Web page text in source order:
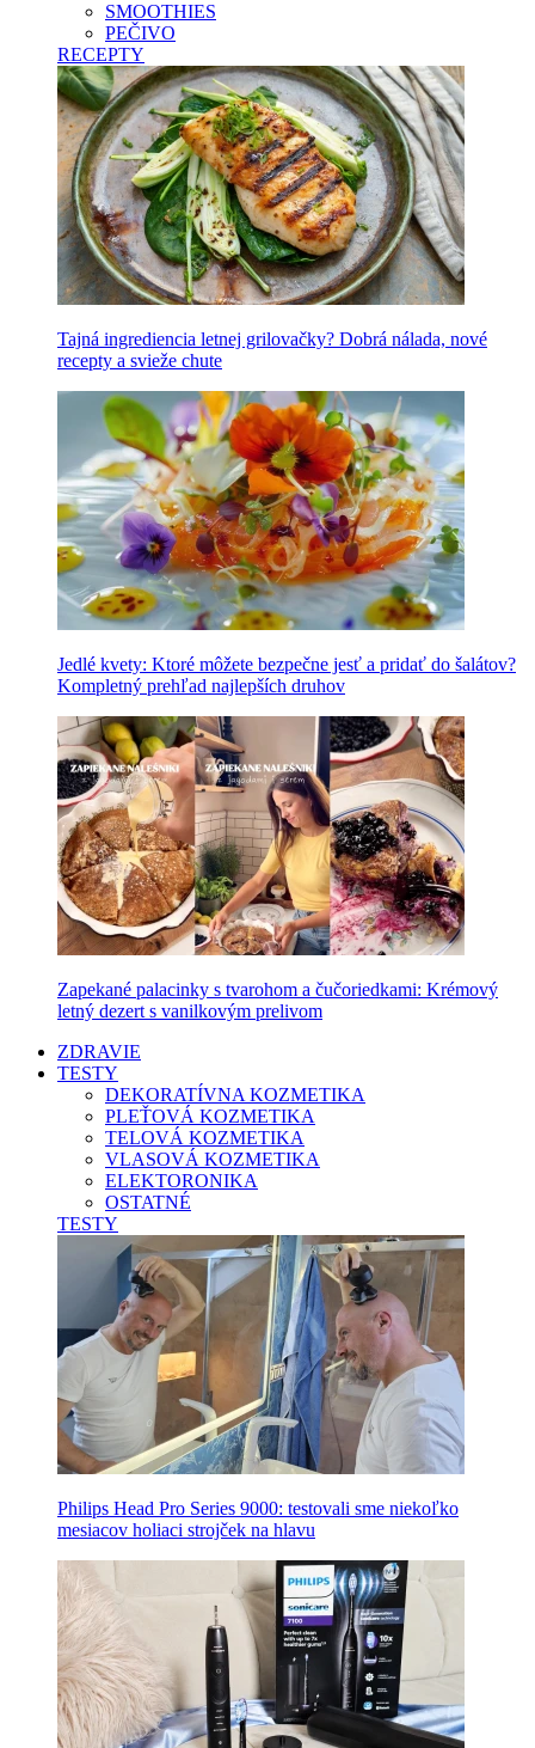
SMOOTHIES
PEČIVO
RECEPTY
Tajná ingrediencia letnej grilovačky? Dobrá nálada, nové
recepty a svieže chute
Jedlé kvety: Ktoré môžete bezpečne jesť a pridať do šalátov?
Kompletný prehľad najlepších druhov
Zapekané palacinky s tvarohom a čučoriedkami: Krémový
letný dezert s vanilkovým prelivom
ZDRAVIE
TESTY
DEKORATÍVNA KOZMETIKA
PLEŤOVÁ KOZMETIKA
TELOVÁ KOZMETIKA
VLASOVÁ KOZMETIKA
ELEKTORONIKA
OSTATNÉ
TESTY
Philips Head Pro Series 9000: testovali sme niekoľko
mesiacov holiaci strojček na hlavu